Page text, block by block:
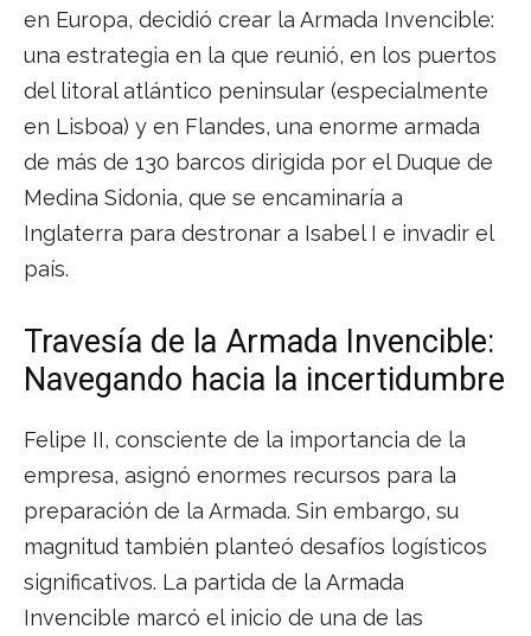
en Europa, decidió crear la Armada Invencible:
una estrategia en la que reunió, en los puertos
del litoral atlántico peninsular (especialmente
en Lisboa) y en Flandes, una enorme armada
de más de 130 barcos dirigida por el Duque de
Medina Sidonia, que se encaminaría a
Inglaterra para destronar a Isabel I e invadir el
país.
Travesía de la Armada Invencible:
Navegando hacia la incertidumbre
Felipe II, consciente de la importancia de la
empresa, asignó enormes recursos para la
preparación de la Armada. Sin embargo, su
magnitud también planteó desafíos logísticos
significativos. La partida de la Armada
Invencible marcó el inicio de una de las